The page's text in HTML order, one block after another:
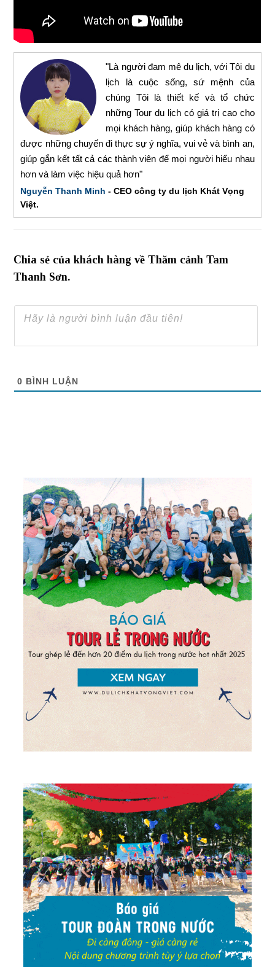
"Là người đam mê du lịch, với Tôi du
lịch là cuộc sống, sứ mệnh của
chúng Tôi là thiết kế và tổ chức
những Tour du lịch có giá trị cao cho
mọi khách hàng, giúp khách hàng có
được những chuyến đi thực sự ý nghĩa, vui vẻ và bình an,
giúp gắn kết tất cả các thành viên để mọi người hiểu nhau
hơn và làm việc hiệu quả hơn"
Nguyễn Thanh Minh - CEO công ty du lịch Khát Vọng
Việt.
Chia sẻ của khách hàng về Thăm cảnh Tam
Thanh Sơn.
0 BÌNH LUẬN